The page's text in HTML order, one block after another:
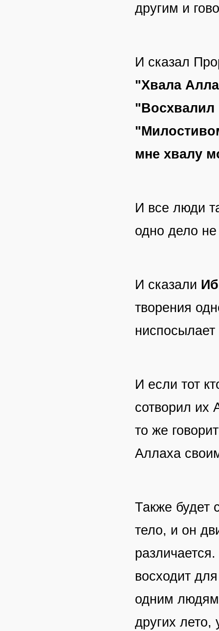
другим и
И сказал
"Хвала
"Восхвалил
мне хвалу
И все люди
одно дело не
И сказали
творения
И если тот
сотворил их
то же
Аллаха
Также будет
тело, и он
восходит
одним
других лето,